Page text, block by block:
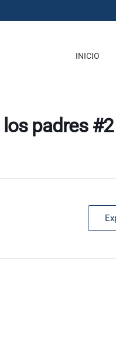
INICIO
padres #2